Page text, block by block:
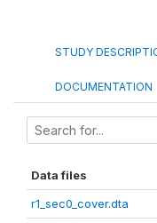
STUDY
DOCUMENTATION
Data files
r1_sec0_cover.dta